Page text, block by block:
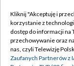
Abonament TVP
Emisja w TVP
Kliknij "Akceptuję i
korzystanie z
dostęp do informacji na
przechowywanie oraz
nas, czyli Telewizję
Zaufanych Partnerów z